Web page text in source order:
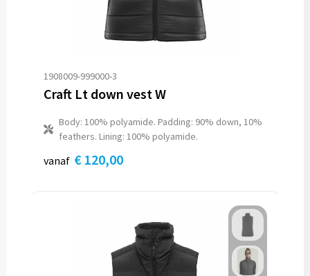
1908009-999000-3
Craft Lt down vest W
Body: 100% polyamide. Padding: 90% down, 10%
feathers. Lining: 100% polyamide.
vanaf € 120,00